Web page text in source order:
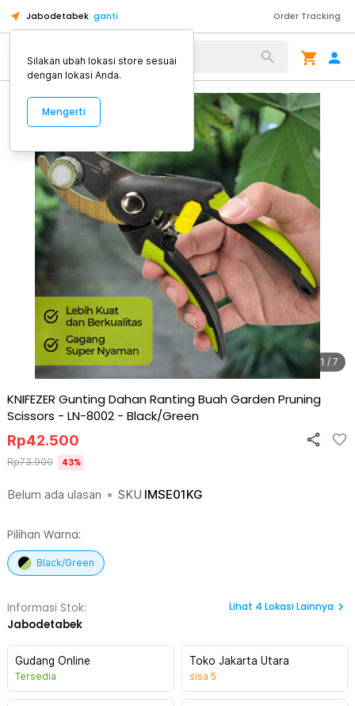
Jabodetabek ganti Order Tracking
Alat Kopi
1 / 7
KNIFEZER Gunting Dahan Ranting Buah Garden Pruning
Scissors - LN-8002 - Black/Green
Belum ada ulasan • SKU IMSE01KG
Rp42.500
Rp73.900 43%
Pilihan Warna:
Black/Green
Informasi Stok:
Jabodetabek
Lihat 4 Lokasi Lainnya
Gudang Online
Tersedia
Toko Jakarta Utara
sisa 5
Silakan ubah lokasi store sesuai
dengan lokasi Anda.
Mengerti